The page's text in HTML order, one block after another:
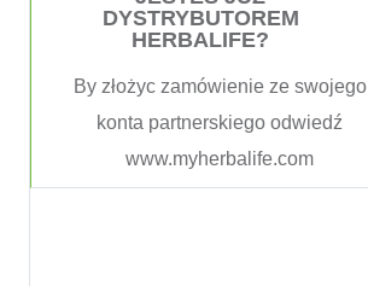
DYSTRYBUTOREM
HERBALIFE?
By złożyc zamówienie ze swojego
konta partnerskiego odwiedź
www.myherbalife.com